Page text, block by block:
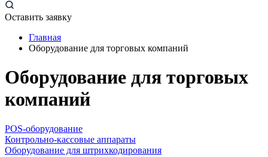
Оставить заявку
Главная
Оборудование для торговых компаний
Оборудование для торговых
компаний
POS-оборудование
Контрольно-кассовые аппараты
Оборудование для штрихкодирования